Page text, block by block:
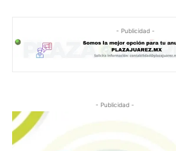
- Publicidad -
- Publicidad -